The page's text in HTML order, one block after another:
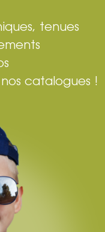
tenues
catalogues !